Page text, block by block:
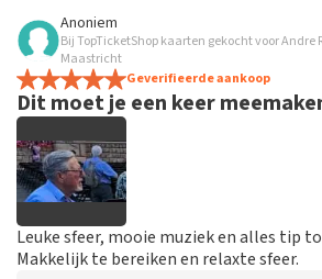
Beoordeling van Anoniem over
alles in orde
spannend dat je maar zo kort op
hebt maar alles was in orde...
Anoniem
Bij TopTicketShop kaarten gekocht voor Andre
Maastricht
Geverifieerde aankoop
Dit moet je een keer
Leuke sfeer, mooie muziek en alles tip
Makkelijk te bereiken en relaxte sfeer.